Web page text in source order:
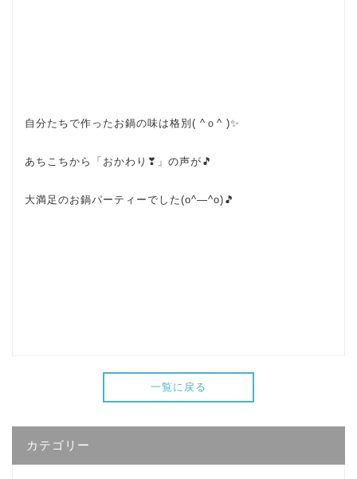
自分たちで作ったお鍋の味は格別( ^ｏ^ )✨
あちこちから「おかわり❣」の声が🎵
大満足のお鍋パーティーでした(o^―^o)🎵
一覧に戻る
カテゴリー